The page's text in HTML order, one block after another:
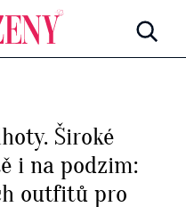
Široké
i na podzim:
outfitů pro